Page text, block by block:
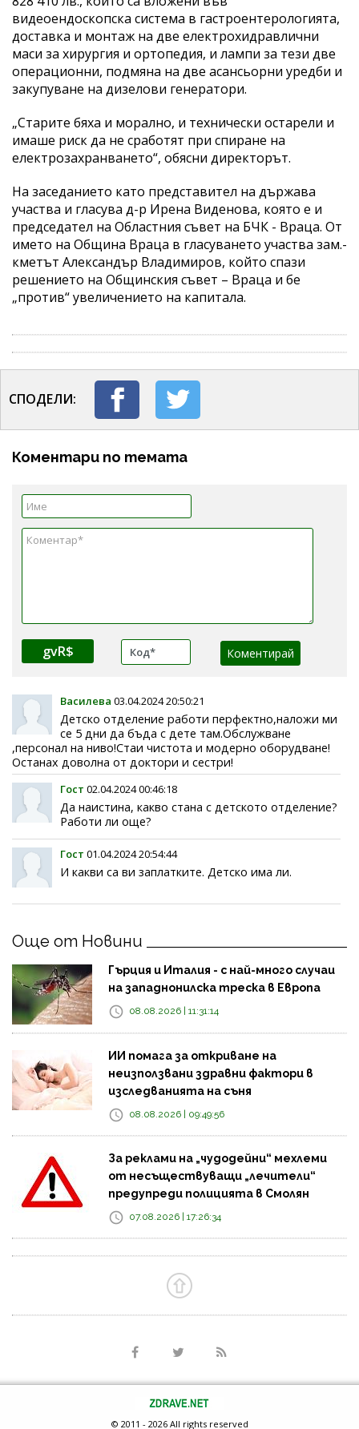
видеоендоскопска система в гастроентерологията,
доставка и монтаж на две електрохидравлични
маси за хирургия и ортопедия, и лампи за тези две
операционни, подмяна на две асансьорни уредби и
закупуване на дизелови генератори.
„Старите бяха и морално, и технически остарели и
имаше риск да не сработят при спиране на
електрозахранването“, обясни директорът.
На заседанието като представител на държава
участва и гласува д-р Ирена Виденова, която е и
председател на Областния съвет на БЧК - Враца. От
името на Община Враца в гласуването участва зам.-
кметът Александър Владимиров, който спази
решението на Общинския съвет – Враца и бе
„против“ увеличението на капитала.
СПОДЕЛИ:
Коментари по темата
gvR$
Василева 03.04.2024 20:50:21
Детско отделение работи перфектно,наложи ми
се 5 дни да бъда с дете там.Обслужване
,персонал на ниво!Стаи чистота и модерно оборудване!
Останах доволна от доктори и сестри!
Гост 02.04.2024 00:46:18
Да наистина, какво стана с детското отделение?
Работи ли още?
Гост 01.04.2024 20:54:44
И какви са ви заплатките. Детско има ли.
Още от Новини
Гърция и Италия - с най-много случаи
на западнонилска треска в Европа
08.08.2026 | 11:31:14
ИИ помага за откриване на
неизползвани здравни фактори в
изследванията на съня
08.08.2026 | 09:49:56
За реклами на „чудодейни“ мехлеми
от несъществуващи „лечители“
предупреди полицията в Смолян
07.08.2026 | 17:26:34
© 2011 - 2026 All rights reserved